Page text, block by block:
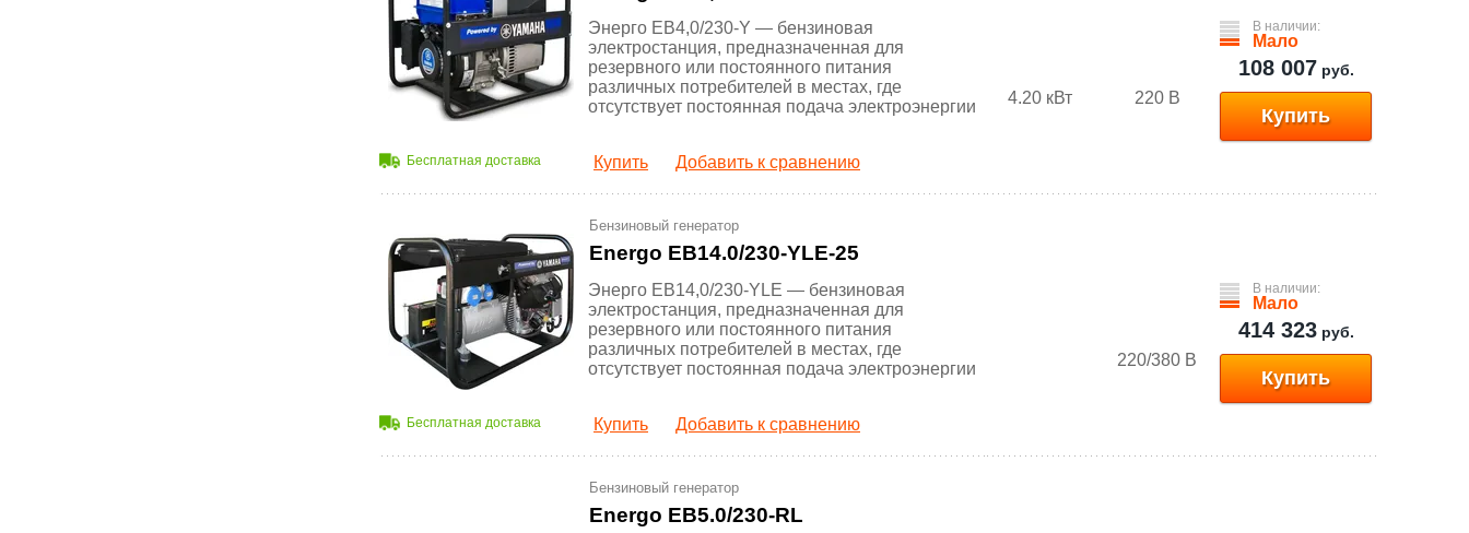
Бесплатная доставка
Энерго EB4,0/230-Y — бензиновая
электростанция, предназначенная для
резервного или постоянного питания
различных потребителей в местах, где
отсутствует постоянная подача электроэнергии
Купить Добавить к сравнению
4.20 кВт 220 В
В наличии:
Мало
108 007 руб.
Купить
Бесплатная доставка
Бензиновый генератор
Energo EB14.0/230-YLE-25
Энерго EB14,0/230-YLE — бензиновая
электростанция, предназначенная для
резервного или постоянного питания
различных потребителей в местах, где
отсутствует постоянная подача электроэнергии
Купить Добавить к сравнению
220/380 В
В наличии:
Мало
414 323руб.
Купить
Бензиновый генератор
Energo EB5.0/230-RL